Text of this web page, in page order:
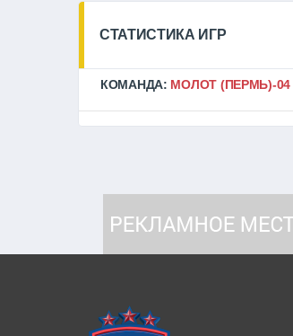
СТАТИСТИКА ИГР
КОМАНДА: МОЛОТ (ПЕРМЬ)-04